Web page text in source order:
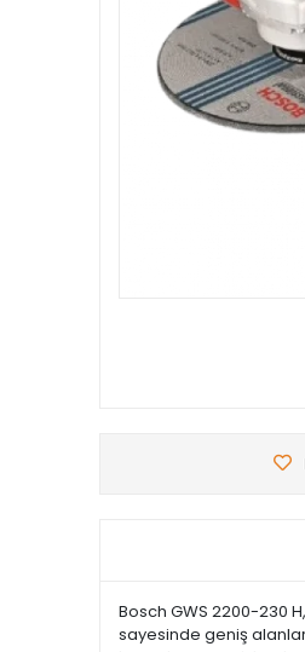
Bosch GWS 2200-230
sayesinde geniş